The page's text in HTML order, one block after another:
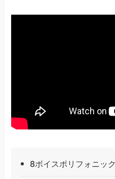
8ボイスポリフォニック